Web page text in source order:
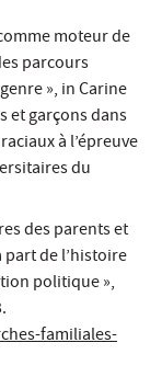
moteur de
parcours
», inCarine
et garçons dans
à l’épreuve
du
des parents et
de l’histoire
politique »,
familiales-